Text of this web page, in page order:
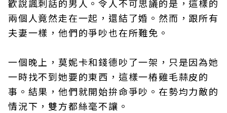
歡說諷刺話的男人。令人不可思議的是，這樣的
兩個人竟然走在一起，還結了婚。然而，跟所有
夫妻一樣，他們的爭吵也在所難免。
一個晚上，莫妮卡和錢德吵了一架，只是因為她
一時找不到她要的東西，這樣一樁雞毛蒜皮的
事。結果，他們就開始拚命爭吵。在勢均力敵的
情況下，雙方都絲毫不讓。